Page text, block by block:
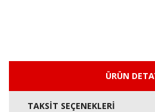
ÜRÜN
TAKSİT SEÇENEKLERİ